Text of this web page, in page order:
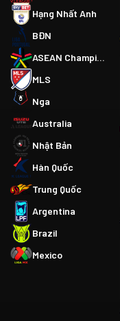
Hạng Nhất Anh
BĐN
ASEAN Championship
MLS
Nga
Australia
Nhật Bản
Hàn Quốc
Trung Quốc
Argentina
Brazil
Mexico